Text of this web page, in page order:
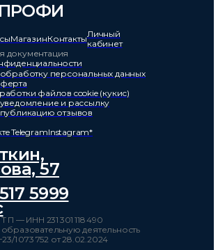
МагазинКонтактыЛичный
кабинет
документация
персональных данных
файлов cookie (кукис)
и рассылку
отзывов
TelegramInstagram*
П — ИНН 231 301 118 490
деятельность
1 073 752 от 28.02.2024
57
5999